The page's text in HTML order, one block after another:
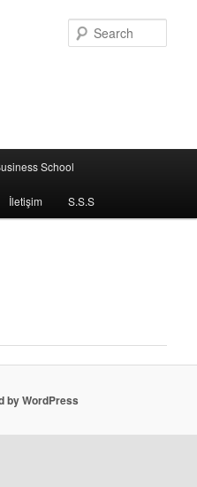
School
İletişim S.S.S
by WordPress